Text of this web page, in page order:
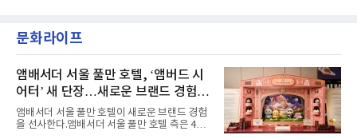
했다. “내 티, 5 bucks 바지는, 만원” 등 멤버들
의 라이프 스타일
MBC '쇼! 음악중심', SBS '인기가요' 등 주요 음
악방송 무대에 올라 화려한 퍼포먼스를 펼쳤다.
력을 앞세워 매 무대 색다른 볼거리를 선사했다.
특히 화사한 파스텔 톤의 비치웨어부터 청량한
마린룩, 햇살 아래 반짝이는 물결을 연상시키는
스커트, 강렬한 붉은 계열의 스타일링까지 각기
다른 매력을 선보였다. 브브걸은 다채로운 여름
패션을 완벽하게 소화하며 보
문화라이프
앰배서더 서울 풀만 호텔, ‘앰버드 시
어터’ 새 단장…새로운 브랜드 경험 선
사
앰배서더 서울 풀만 호텔이 새로운 브랜드 경험
을 선사한다.앰배서더 서울 풀만 호텔 측은 4일